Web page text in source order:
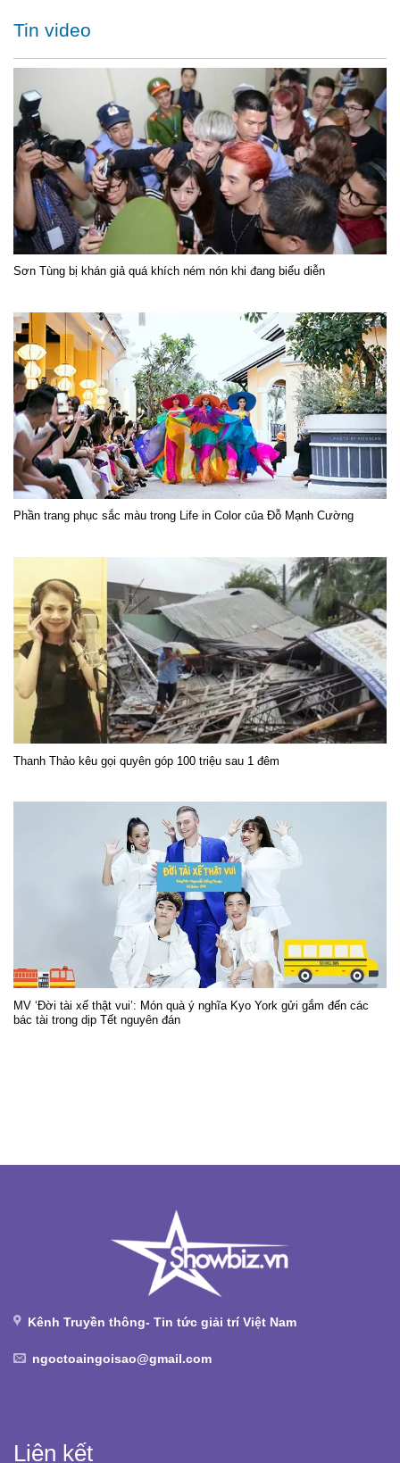
Tin video
Sơn Tùng bị khán giả quá khích ném nón khi đang biểu diễn
Phần trang phục sắc màu trong Life in Color của Đỗ Mạnh Cường
Thanh Thảo kêu gọi quyên góp 100 triệu sau 1 đêm
MV ‘Đời tài xế thật vui’: Món quà ý nghĩa Kyo York gửi gắm đến các
bác tài trong dịp Tết nguyên đán
Kênh Truyền thông- Tin tức giải trí Việt Nam
ngoctoaingoisao@gmail.com
Liên kết